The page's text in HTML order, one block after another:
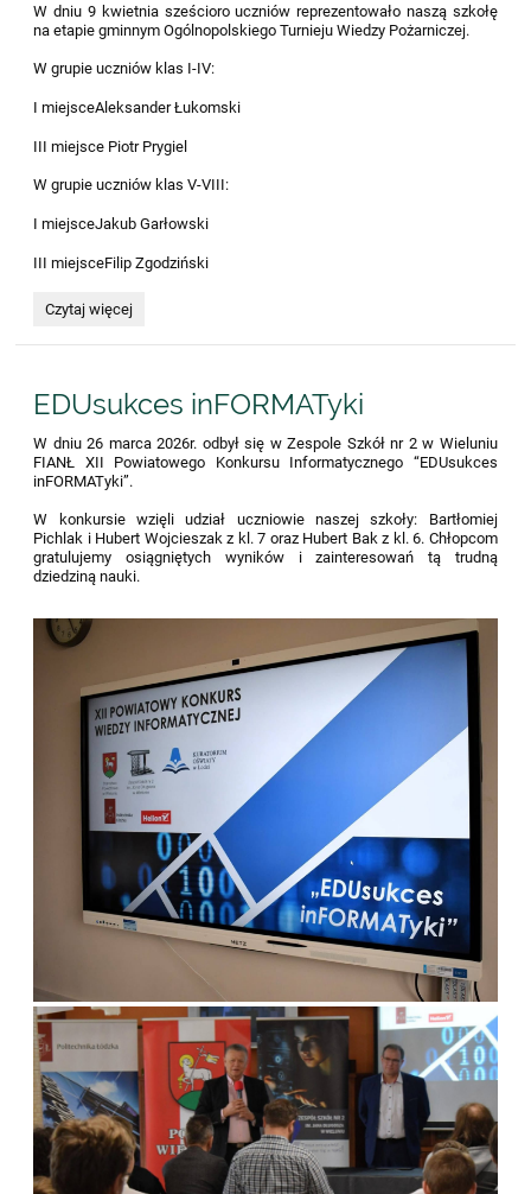
W dniu 9 kwietnia sześcioro uczniów reprezentowało naszą szkołę
na etapie gminnym Ogólnopolskiego Turnieju Wiedzy Pożarniczej.
W grupie uczniów klas I-IV:
I miejsceAleksander Łukomski
III miejsce Piotr Prygiel
W grupie uczniów klas V-VIII:
I miejsceJakub Garłowski
III miejsceFilip Zgodziński
Ogólnopolski
Wiedzy
etap
gminny:
Czytaj więcej
EDUsukces inFORMATyki
W dniu 26 marca 2026r. odbył się w Zespole Szkół nr 2 w Wieluniu
FIANŁ XII Powiatowego Konkursu Informatycznego “EDUsukces
inFORMATyki”.
W konkursie wzięli udział uczniowie naszej szkoły: Bartłomiej
Pichlak i Hubert Wojcieszak z kl. 7 oraz Hubert Bak z kl. 6. Chłopcom
gratulujemy osiągniętych wyników i zainteresowań tą trudną
dziedziną nauki.